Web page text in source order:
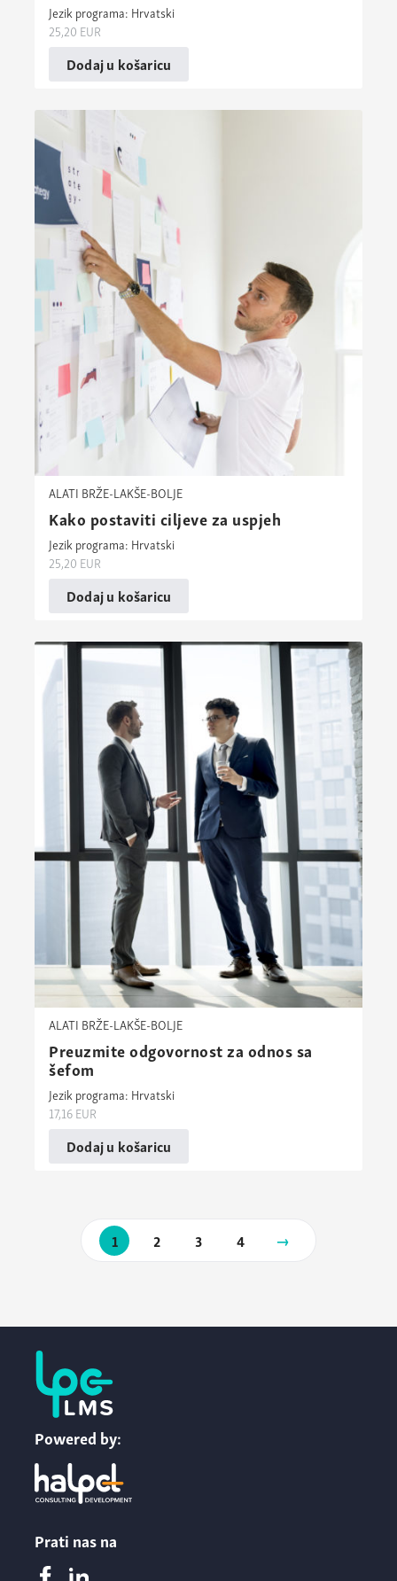
Jezik programa: Hrvatski
25,20 EUR
Dodaj u košaricu
ALATI BRŽE-LAKŠE-BOLJE
Kako postaviti ciljeve za uspjeh
Jezik programa: Hrvatski
25,20 EUR
Dodaj u košaricu
ALATI BRŽE-LAKŠE-BOLJE
Preuzmite odgovornost za odnos sa
šefom
Jezik programa: Hrvatski
17,16EUR
Dodaj u košaricu
Paginacija
objave
1 2 3 4
Slijedeća
Powered by:
Prati nas na